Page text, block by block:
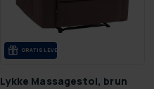
GRA­TIS LE­VE­RANS
Lykke Massagestol, brun